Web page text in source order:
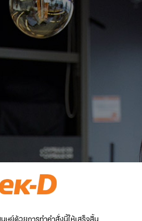
ษย์ด้วยการทำคำสั่งนี้ให้เสร็จสิ้น